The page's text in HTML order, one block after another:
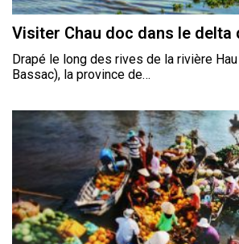
Visiter Chau doc dans le delta
Drapé le long des rives de la rivière
Bassac), la province de…